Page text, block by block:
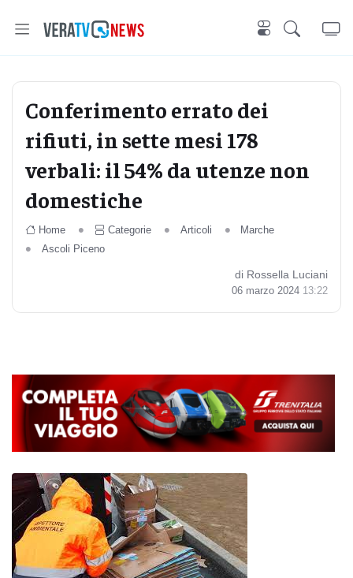
Conferimento errato dei
rifiuti, in sette mesi 178
verbali: il 54% da utenze non
domestiche
Home Categorie Articoli
Marche
Ascoli Piceno
di Rossella Luciani
06 marzo 2024 13:22